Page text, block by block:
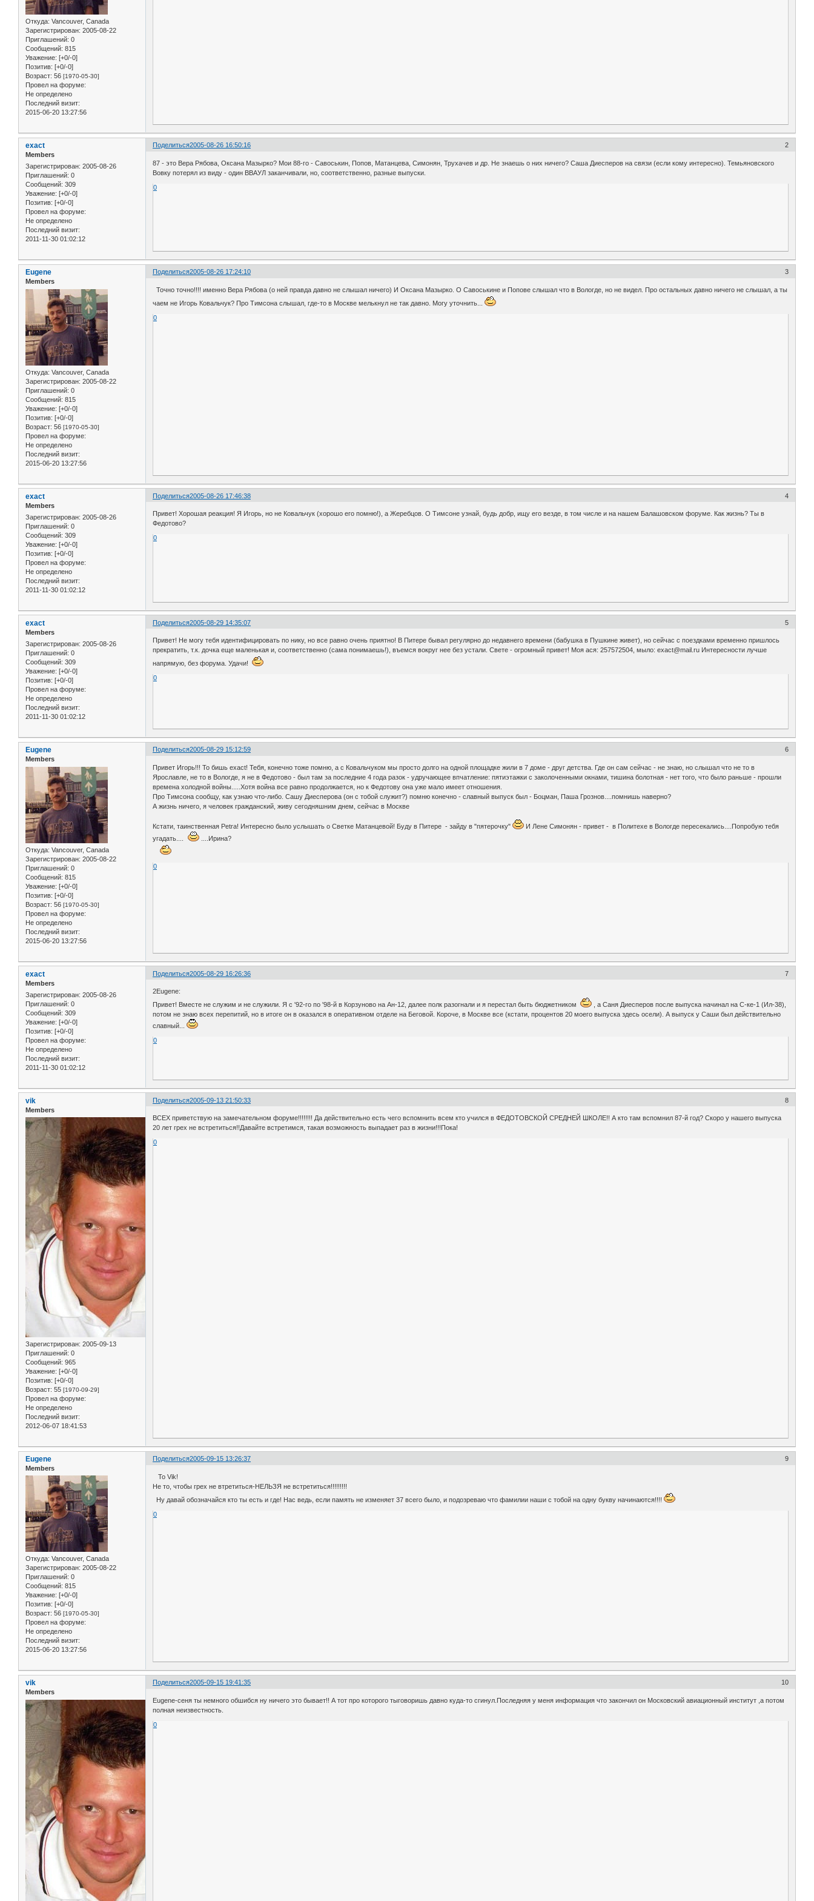
Откуда: Vancouver, Canada
Зарегистрирован: 2005-08-22
Приглашений: 0
Сообщений: 815
Уважение: [+0/-0]
Позитив: [+0/-0]
Возраст: 56 [1970-05-30]
Провел на форуме:
Не определено
Последний визит:
2015-06-20 13:27:56
Поделиться 2
2005-08-26 16:50:16
exact
Members
Зарегистрирован: 2005-08-26
Приглашений: 0
Сообщений: 309
Уважение: [+0/-0]
Позитив: [+0/-0]
Провел на форуме:
Не определено
Последний визит:
2011-11-30 01:02:12
87 - это Вера Рябова, Оксана Мазырко? Мои 88-го - Савоськин, Попов, Матанцева, Симонян, Трухачев и др. Не знаешь о них ничего? Саша Диесперов на связи (если кому интересно). Темьяновского
Вовку потерял из виду - один ВВАУЛ заканчивали, но, соответственно, разные выпуски.
0
Поделиться 3
2005-08-26 17:24:10
Eugene
Members
Откуда: Vancouver, Canada
Зарегистрирован: 2005-08-22
Приглашений: 0
Сообщений: 815
Уважение: [+0/-0]
Позитив: [+0/-0]
Возраст: 56 [1970-05-30]
Провел на форуме:
Не определено
Последний визит:
2015-06-20 13:27:56
Точно точно!!!! именно Вера Рябова (о ней правда давно не слышал ничего) И Оксана Мазырко. О Савоськине и Попове слышал что в Вологде, но не видел. Про остальных давно ничего не слышал, а ты
чаем не Игорь Ковальчук? Про Тимсона слышал, где-то в Москве мелькнул не так давно. Могу уточнить...
0
Поделиться 4
2005-08-26 17:46:38
exact
Members
Зарегистрирован: 2005-08-26
Приглашений: 0
Сообщений: 309
Уважение: [+0/-0]
Позитив: [+0/-0]
Провел на форуме:
Не определено
Последний визит:
2011-11-30 01:02:12
Привет! Хорошая реакция! Я Игорь, но не Ковальчук (хорошо его помню!), а Жеребцов. О Тимсоне узнай, будь добр, ищу его везде, в том числе и на нашем Балашовском форуме. Как жизнь? Ты в
Федотово?
0
Поделиться 5
2005-08-29 14:35:07
exact
Members
Зарегистрирован: 2005-08-26
Приглашений: 0
Сообщений: 309
Уважение: [+0/-0]
Позитив: [+0/-0]
Провел на форуме:
Не определено
Последний визит:
2011-11-30 01:02:12
Привет! Не могу тебя идентифицировать по нику, но все равно очень приятно! В Питере бывал регулярно до недавнего времени (бабушка в Пушкине живет), но сейчас с поездками временно пришлось
прекратить, т.к. дочка еще маленькая и, соответственно (сама понимаешь!), въемся вокруг нее без устали. Свете - огромный привет! Моя ася: 257572504, мыло: exact@mail.ru Интересности лучше
напрямую, без форума. Удачи!
0
Поделиться 6
2005-08-29 15:12:59
Eugene
Members
Откуда: Vancouver, Canada
Зарегистрирован: 2005-08-22
Приглашений: 0
Сообщений: 815
Уважение: [+0/-0]
Позитив: [+0/-0]
Возраст: 56 [1970-05-30]
Провел на форуме:
Не определено
Последний визит:
2015-06-20 13:27:56
Привет Игорь!!! То бишь exact! Тебя, конечно тоже помню, а с Ковальчуком мы просто долго на одной площадке жили в 7 доме - друг детства. Где он сам сейчас - не знаю, но слышал что не то в
Ярославле, не то в Вологде, я не в Федотово - был там за последние 4 года разок - удручающее впчатление: пятиэтажки с заколоченными окнами, тишина болотная - нет того, что было раньше - прошли
времена холодной войны.....Хотя война все равно продолжается, но к Федотову она уже мало имеет отношения.
Про Тимсона сообщу, как узнаю что-либо. Сашу Диесперова (он с тобой служит?) помню конечно - славный выпуск был - Боцман, Паша Грознов....помнишь наверно?
А жизнь ничего, я человек гражданский, живу сегодняшним днем, сейчас в Москве
Кстати, таинственная Petra! Интересно было услышать о Светке Матанцевой! Буду в Питере - зайду в "пятерочку"
И Лене Симонян - привет - в Политехе в Вологде пересекались....Попробую тебя
угадать....
....Ирина?
0
Поделиться 7
2005-08-29 16:26:36
exact
Members
Зарегистрирован: 2005-08-26
Приглашений: 0
Сообщений: 309
Уважение: [+0/-0]
Позитив: [+0/-0]
Провел на форуме:
Не определено
Последний визит:
2011-11-30 01:02:12
2Eugene:
Привет! Вместе не служим и не служили. Я с '92-го по '98-й в Корзуново на Ан-12, далее полк разогнали и я перестал быть бюджетником
, а Саня Диесперов после выпуска начинал на С-ке-1 (Ил-38),
потом не знаю всех перепитий, но в итоге он в оказался в оперативном отделе на Беговой. Короче, в Москве все (кстати, процентов 20 моего выпуска здесь осели). А выпуск у Саши был действительно
славный...
0
Поделиться 8
2005-09-13 21:50:33
vik
Members
Зарегистрирован: 2005-09-13
Приглашений: 0
Сообщений: 965
Уважение: [+0/-0]
Позитив: [+0/-0]
Возраст: 55 [1970-09-29]
Провел на форуме:
Не определено
Последний визит:
2012-06-07 18:41:53
ВСЕХ приветствую на замечательном форуме!!!!!!!! Да действительно есть чего вспомнить всем кто учился в ФЕДОТОВСКОЙ СРЕДНЕЙ ШКОЛЕ!! А кто там вспомнил 87-й год? Скоро у нашего выпуска
20 лет грех не встретиться!!Давайте встретимся, такая возможность выпадает раз в жизни!!!Пока!
0
Поделиться 9
2005-09-15 13:26:37
Eugene
Members
Откуда: Vancouver, Canada
Зарегистрирован: 2005-08-22
Приглашений: 0
Сообщений: 815
Уважение: [+0/-0]
Позитив: [+0/-0]
Возраст: 56 [1970-05-30]
Провел на форуме:
Не определено
Последний визит:
2015-06-20 13:27:56
To Vik!
Не то, чтобы грех не втретиться-НЕЛЬЗЯ не встретиться!!!!!!!!!
Ну давай обозначайся кто ты есть и где! Нас ведь, если память не изменяет 37 всего было, и подозреваю что фамилии наши с тобой на одну букву начинаются!!!!
0
Поделиться 10
2005-09-15 19:41:35
vik
Members
Eugene-сеня ты немного обшибся ну ничего это бывает!! А тот про которого тыговоришь давно куда-то сгинул.Последняя у меня информация что закончил он Московский авиационный институт ,а потом
полная неизвестность.
0